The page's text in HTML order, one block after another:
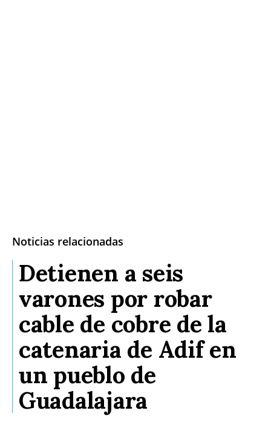
Noticias relacionadas
Detienen a seis
varones por robar
cable de cobre de la
catenaria de Adif en
un pueblo de
Guadalajara